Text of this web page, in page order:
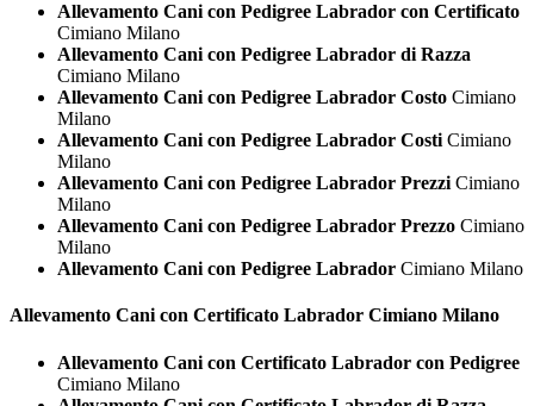
Allevamento Cani con Pedigree Labrador con Certificato
Cimiano Milano
Allevamento Cani con Pedigree Labrador di Razza
Cimiano Milano
Allevamento Cani con Pedigree Labrador Costo Cimiano
Milano
Allevamento Cani con Pedigree Labrador Costi Cimiano
Milano
Allevamento Cani con Pedigree Labrador Prezzi Cimiano
Milano
Allevamento Cani con Pedigree Labrador Prezzo Cimiano
Milano
Allevamento Cani con Pedigree Labrador Cimiano Milano
Allevamento Cani con Certificato Labrador Cimiano Milano
Allevamento Cani con Certificato Labrador con Pedigree
Cimiano Milano